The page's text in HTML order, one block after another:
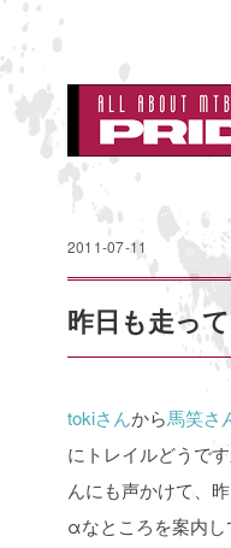
2011-07-11
昨日も走っ
tokiさんから馬笑さ
にトレイルどうで
んにも声かけて、
αなところを案内し